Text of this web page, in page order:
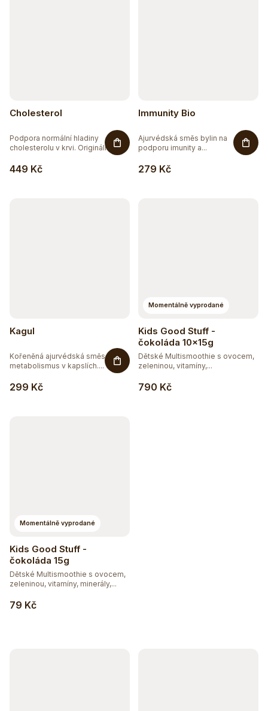
Cholesterol
449 Kč
Podpora normální hladiny
cholesterolu v krvi. Originální a...
Immunity Bio
279 Kč
Ajurvédská směs bylin na
podporu imunity a...
Kagul
299 Kč
Kořeněná ajurvédská směs pro
metabolismus v kapslích....
Momentálně vyprodané
Kids Good Stuff -
čokoláda 10x15g
790 Kč
Dětské Multismoothie s ovocem,
zeleninou, vitamíny,...
Momentálně vyprodané
Kids Good Stuff -
čokoláda 15g
79 Kč
Dětské Multismoothie s ovocem,
zeleninou, vitamíny, minerály,...
Hydratujte chytře 💦